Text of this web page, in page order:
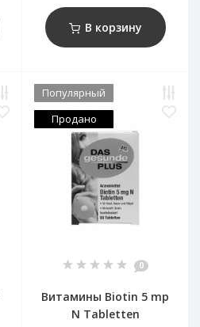
В корзину
Популярный
Продано
0
Витамины Biotin 5 mp
N Tabletten